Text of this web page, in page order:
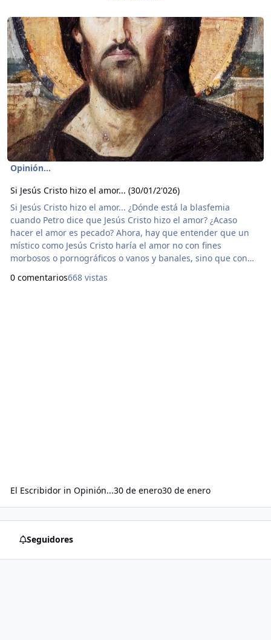
Read more about Si Jesús Cristo hizo el amor... (30/01/2'026)
Opinión...
Si Jesús Cristo hizo el amor... (30/01/2'026)
Si Jesús Cristo hizo el amor... ¿Dónde está la blasfemia
cuando Petro dice que Jesús Cristo hizo el amor? ¿Acaso
hacer el amor es pecado? Ahora, hay que entender que un
místico como Jesús Cristo haría el amor no con fines
morbosos o pornográficos o vanos y banales, sino que con
el amor es un ejercicio para trascender el espíritu alterando
0 comentarios668 vistas
El Escribidorin Opinión...30 de enero30 de enero
Seguidores